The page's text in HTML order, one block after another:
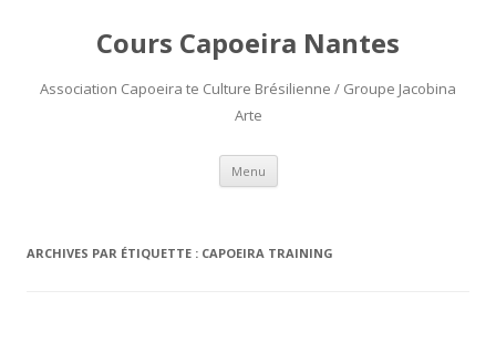
Cours Capoeira Nantes
Association Capoeira te Culture Brésilienne / Groupe Jacobina
Arte
Menu Aller
contenu
ARCHIVES PAR ÉTIQUETTE : CAPOEIRA TRAINING